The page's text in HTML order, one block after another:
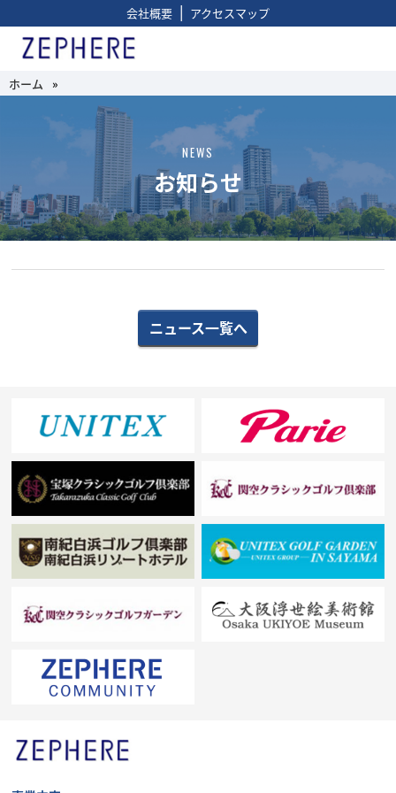
会社概要 | アクセスマップ
ホーム »
NEWS
お知らせ
ニュース一覧へ